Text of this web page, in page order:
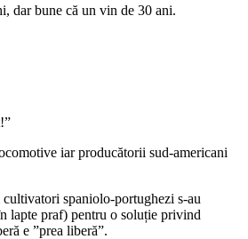
dar bune că un vin de 30 ani.
iar producătorii sud-americani
spaniolo-portughezi s-au
lapte praf) pentru o soluție privind
e ”prea liberă”.